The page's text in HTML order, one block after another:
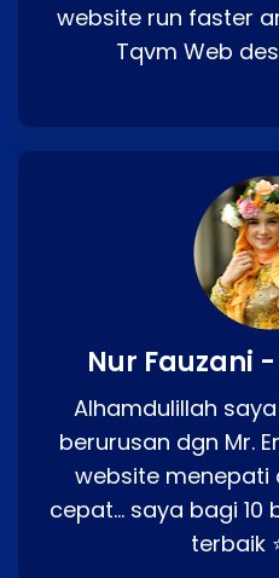
website run faster
Tqvm Web
Nur Fauzani
Alhamdulillah
berurusan dgn Mr.
website menepati
cepat… saya bagi 10
terbaik